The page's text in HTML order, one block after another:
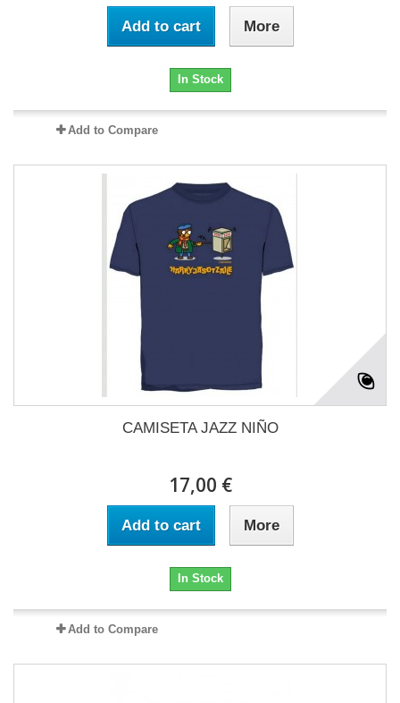
Add to cart More
In Stock
Add to Compare
CAMISETA JAZZ NIÑO
17,00 €
Add to cart More
In Stock
Add to Compare